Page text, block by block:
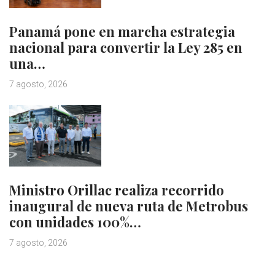
Panamá pone en marcha estrategia
nacional para convertir la Ley 285 en
una…
7 agosto, 2026
Ministro Orillac realiza recorrido
inaugural de nueva ruta de Metrobus
con unidades 100%…
7 agosto, 2026